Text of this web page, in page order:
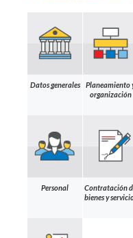
Datos generales
Planeamiento
organización
Personal
Contratación
bienes y